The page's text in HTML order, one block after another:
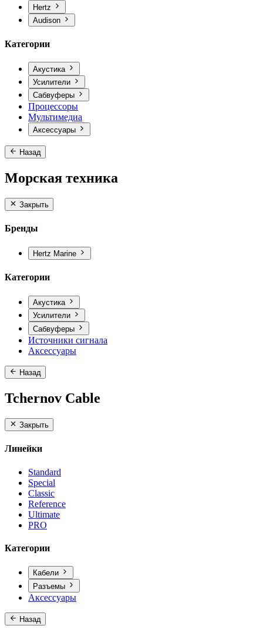
Hertz
Audison
Категории
Акустика
Усилители
Сабвуферы
Процессоры
Мультимедиа
Аксессуары
Назад
Морская техника
Закрыть
Бренды
Hertz Marine
Категории
Акустика
Усилители
Сабвуферы
Источники сигнала
Аксессуары
Назад
Tchernov Cable
Закрыть
Линейки
Standard
Special
Classic
Reference
Ultimate
PRO
Категории
Кабели
Разъемы
Аксессуары
Назад